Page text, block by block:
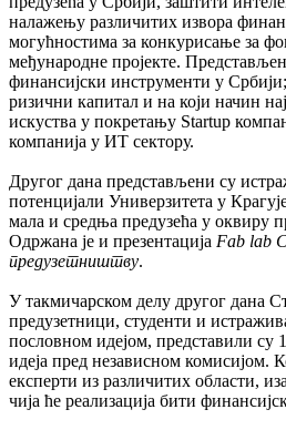
налажењу различитих извора
могућностима за конкурисање за
међународне пројекте.
финансијски инструменти у
ризични капитал и на који начин
искуства у покретању Startup
компанија у ИТ сектору.
Другог дана представљени су
потенцијали Универзитета у
мала и средња предузећа у оквиру
Одржана је и презентација Fab lab
предузетништву.
У такмичарском делу другог дана
предузетници, студенти и
пословном идејом, представили су
идеја пред независном комисијом.
експерти из различитих области,
чија ће реализација бити